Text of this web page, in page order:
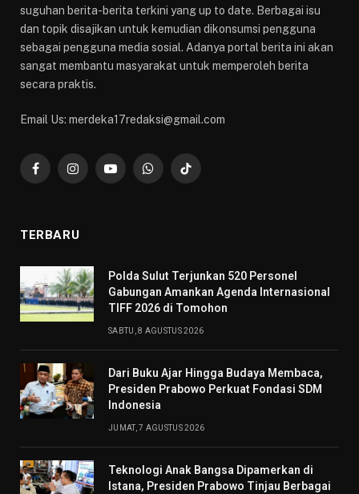
suguhan berita-berita terkini yang up to date. Berbagai isu
dan topik disajikan untuk kemudian dikonsumsi pengguna
sebagai pengguna media sosial. Adanya portal berita ini akan
sangat membantu masyarakat untuk memperoleh berita
secara praktis.
Email Us: merdeka17redaksi@gmail.com
FacebookInstagramYouTubeWhatsAppTikTok
TERBARU
​Polda Sulut Terjunkan 520 Personel
Gabungan Amankan Agenda Internasional
TIFF 2026 di Tomohon
SABTU, 8 AGUSTUS 2026
Dari Buku Ajar Hingga Budaya Membaca,
Presiden Prabowo Perkuat Fondasi SDM
Indonesia
JUMAT, 7 AGUSTUS 2026
Teknologi Anak Bangsa Dipamerkan di
Istana, Presiden Prabowo Tinjau Berbagai